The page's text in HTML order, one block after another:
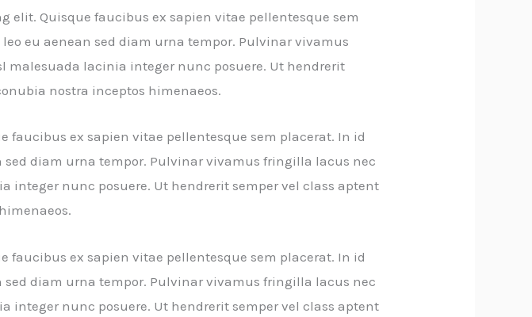
elit. Quisque faucibus ex sapien vitae pellentesque sem
eu aenean sed diam urna tempor. Pulvinar vivamus
lacinia integer nunc posuere. Ut hendrerit
nostra inceptos himenaeos.
faucibus ex sapien vitae pellentesque sem placerat. In id
diam urna tempor. Pulvinar vivamus fringilla lacus nec
integer nunc posuere. Ut hendrerit semper vel class aptent
faucibus ex sapien vitae pellentesque sem placerat. In id
diam urna tempor. Pulvinar vivamus fringilla lacus nec
integer nunc posuere. Ut hendrerit semper vel class aptent